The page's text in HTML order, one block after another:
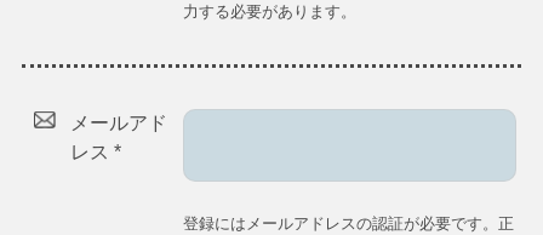
力する必要があります。
メールアド
レス *
登録にはメールアドレスの認証が必要です。正